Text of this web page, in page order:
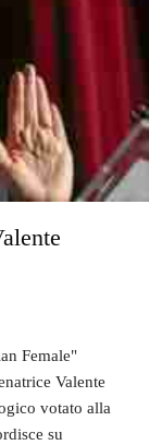
Female"
Valente
votato alla
su